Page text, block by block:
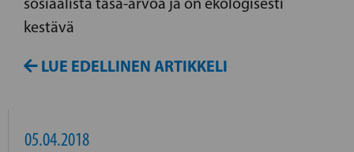
kestävä
LUE EDELLINEN ARTIKKELI
05.04.2018